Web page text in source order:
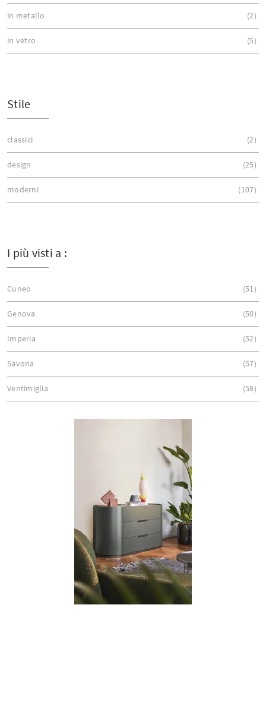
in metallo 2
in vetro 5
Stile
classici 2
design 25
moderni 107
I più visti a :
Cuneo 51
Genova 50
Imperia 52
Savona 57
Ventimiglia 58